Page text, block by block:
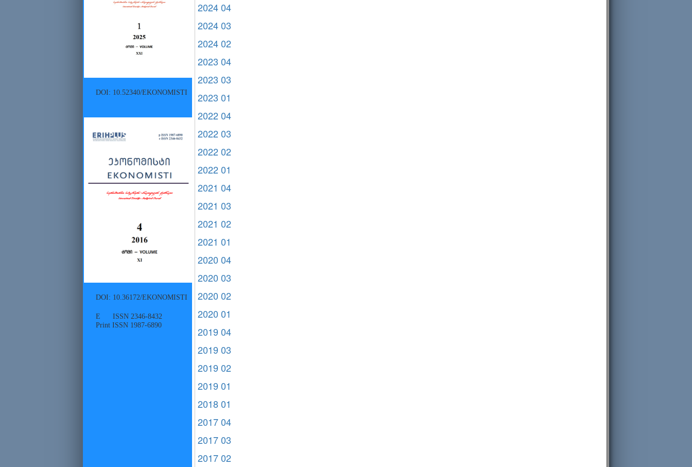
DOI: 10.52340/EKONOMISTI
DOI: 10.36172/EKONOMISTI
E ISSN 2346-8432
Print ISSN 1987-6890
2024 04
2024 03
2024 02
2023 04
2023 03
2023 01
2022 04
2022 03
2022 02
2022 01
2021 04
2021 03
2021 02
2021 01
2020 04
2020 03
2020 02
2020 01
2019 04
2019 03
2019 02
2019 01
2018 01
2017 04
2017 03
2017 02